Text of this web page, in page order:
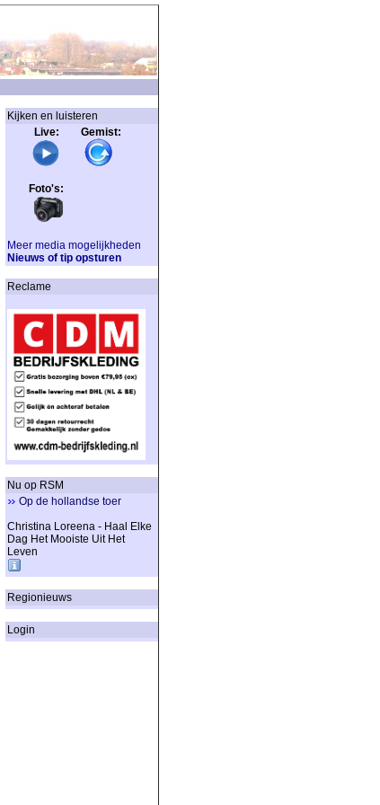
Kijken en luisteren
Live: Gemist:
Foto's:
Meer media mogelijkheden
Nieuws of tip opsturen
Reclame
Nu op RSM
Op de hollandse toer
Christina Loreena - Haal Elke
Dag Het Mooiste Uit Het
Leven
Regionieuws
Login